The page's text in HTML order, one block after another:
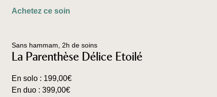
Achetez ce soin
variations.
Les
Sans hammam, 2h de soins
La Parenthèse Délice Etoilé
En solo : 199,00€
En duo : 399,00€